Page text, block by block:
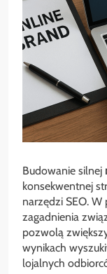
Budowanie silnej
konsekwentnej
narzędzi SEO.
zagadnienia
pozwolą
wynikach
lojalnych